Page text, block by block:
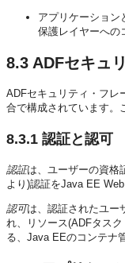
アプリケーション
保護レイヤーへの
8.3 ADFセキュ
ADFセキュリティ・フレ
合で構成されています。
8.3.1 認証と認可
認証は、ユーザーの資格
より)認証をJava EE
認可は、認証されたユー
れ、リソース(ADFタス
る、Java EEのコンテナ